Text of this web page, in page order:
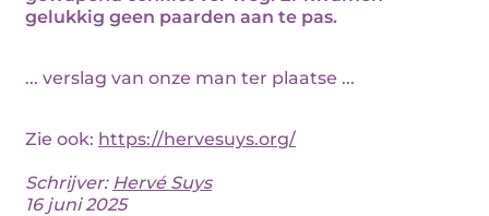
gelukkig geen paarden aan te pas.
... verslag van onze man ter plaatse ...
Zie ook: https://hervesuys.org/
Schrijver: Hervé Suys
16 juni 2025